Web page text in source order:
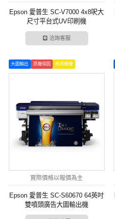
Epson 愛普生 SC-V7000 4x8呎大
尺寸平台式UV印刷機
洽詢客服
大圖輸出 原廠保固 商用機種
實際價格以報價為主
Epson 愛普生 SC-S60670 64英吋
雙噴頭廣告大圖輸出機